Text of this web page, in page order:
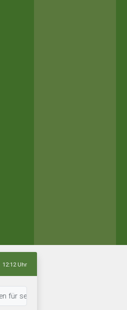
12:12 Uhr
durch. • 12:12 Uhr: OFC